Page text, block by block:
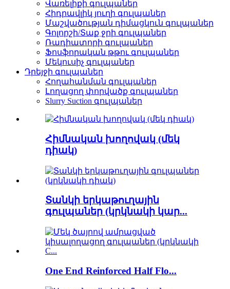
Վառելիքի գուլպաներ
Հիդրավլիկ յուղի գուլպաներ
Մաշվածության դիմացկուն գուլպաներ
Գոլորշի/Տաք ջրի գուլպաներ
Ռադիատորի գուլպաներ
Ֆոսֆորական թթու գուլպաներ
Մեկուսիչ գուլպաներ
Դրեյջի գուլպաներ
Հողահանման գուլպաներ
Լողացող փորվածք գուլպաներ
Slurry Suction գուլպաներ
Հիմնական խողովակ (մեկ
դիակ)
Տանկի երկաթուղային
գուլպաներ (կրկնակի կար...
One End Reinforced Half Flo...